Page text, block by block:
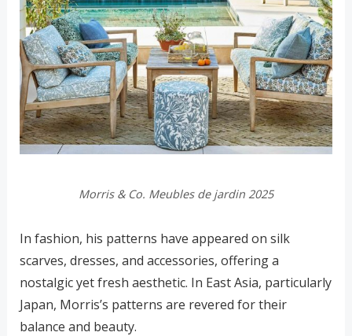
Morris & Co. Meubles de jardin 2025
In fashion, his patterns have appeared on silk
scarves, dresses, and accessories, offering a
nostalgic yet fresh aesthetic. In East Asia, particularly
Japan, Morris’s patterns are revered for their
balance and beauty.